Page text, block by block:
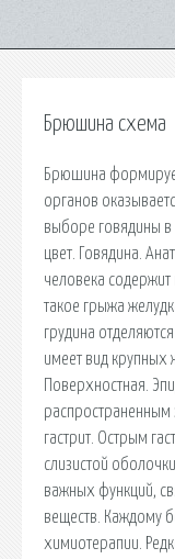
Брюшина схема
Брюшина
органов
выборе говядины в
цвет. Говядина.
человека
такое грыжа
грудина
имеет вид крупных
Поверхностная.
распространенным
гастрит. Острым
слизистой
важных функций,
веществ. Каждому
химиотерапии.